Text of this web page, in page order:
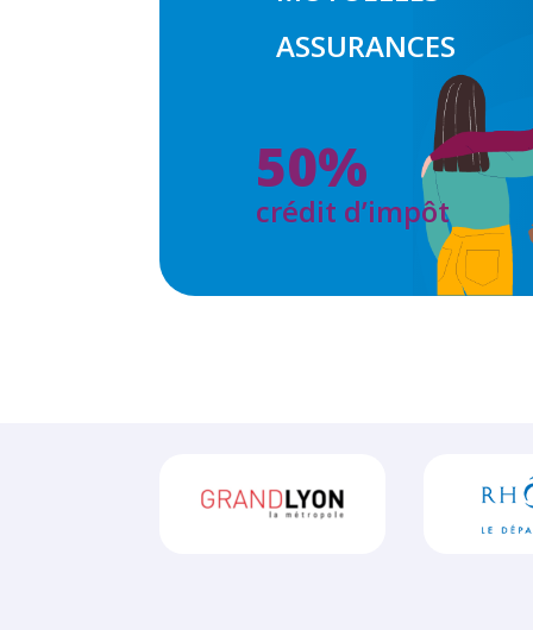
ASSURANCES
50%
crédit d’impôt